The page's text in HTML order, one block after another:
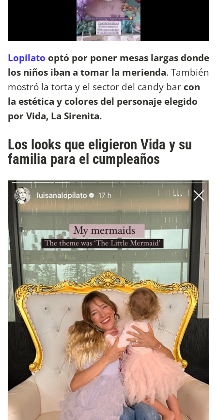
Lopilato optó por poner mesas largas donde
los niños iban a tomar la merienda. También
mostró la torta y el sector del candy bar con
la estética y colores del personaje elegido
por Vida, La Sirenita.
Los looks que eligieron Vida y su
familia para el cumpleaños